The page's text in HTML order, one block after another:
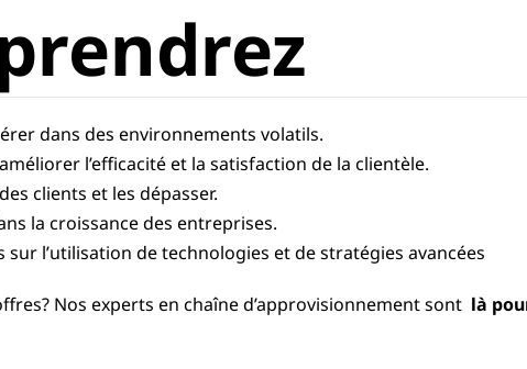
dans des environnements volatils.
l’efficacité et la satisfaction de la clientèle.
clients et les dépasser.
la croissance des entreprises.
sur l’utilisation de technologies et de stratégies avancées
Nos experts en chaîne d’approvisionnement sont là